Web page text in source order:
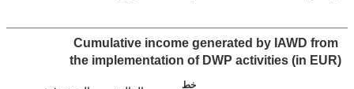
Cumulative income generated by IAWD
the implementation of DWP activities (in